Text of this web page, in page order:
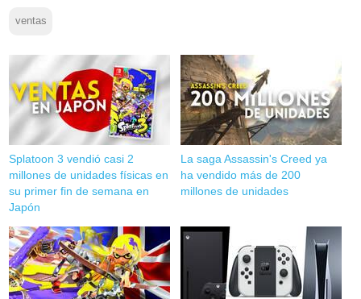
ventas
Splatoon 3 vendió casi 2
millones de unidades físicas en
su primer fin de semana en
Japón
La saga Assassin's Creed ya
ha vendido más de 200
millones de unidades